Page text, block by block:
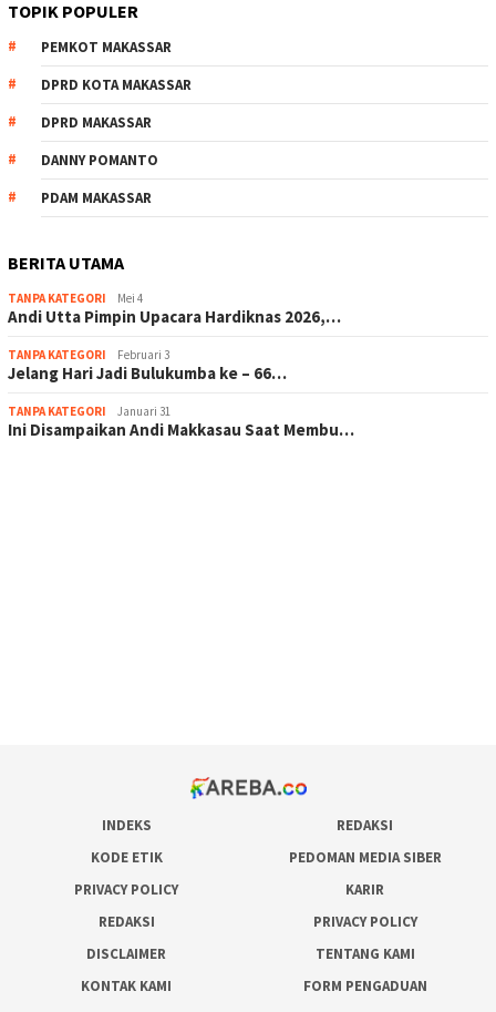
TOPIK POPULER
PEMKOT MAKASSAR
DPRD KOTA MAKASSAR
DPRD MAKASSAR
DANNY POMANTO
PDAM MAKASSAR
BERITA UTAMA
TANPA KATEGORI Mei 4
Andi Utta Pimpin Upacara Hardiknas 2026,…
TANPA KATEGORI Februari 3
Jelang Hari Jadi Bulukumba ke – 66…
TANPA KATEGORI Januari 31
Ini Disampaikan Andi Makkasau Saat Membu…
INDEKS
REDAKSI
KODE ETIK
PEDOMAN MEDIA SIBER
PRIVACY POLICY
KARIR
REDAKSI
PRIVACY POLICY
DISCLAIMER
TENTANG KAMI
KONTAK KAMI
FORM PENGADUAN